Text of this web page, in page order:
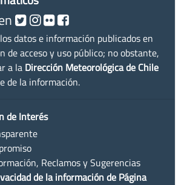
datos e información publicados en
de acceso y uso público; no obstante,
a la Dirección Meteorológica de Chile
de la información.
de Interés
Reclamos y Sugerencias
de la información de Página